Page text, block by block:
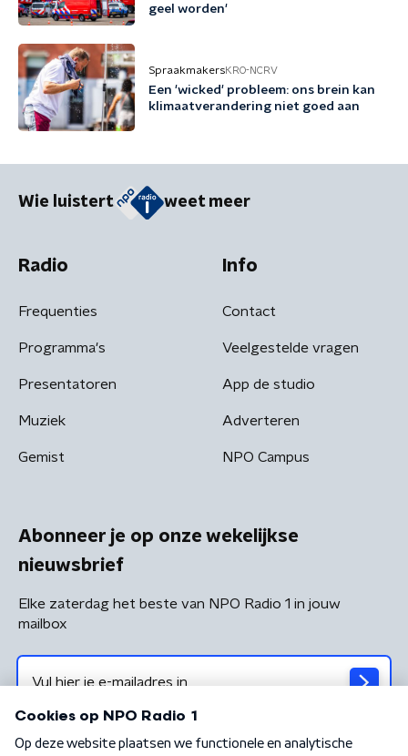
geel worden'
SpraakmakersKRO-NCRV
Een 'wicked' probleem: ons brein kan
klimaatverandering niet goed aan
Wie luistert weet meer
Radio
Frequenties
Programma's
Presentatoren
Muziek
Gemist
Info
Contact
Veelgestelde vragen
App de studio
Adverteren
NPO Campus
Abonneer je op onze wekelijkse
nieuwsbrief
Elke zaterdag het beste van NPO Radio 1 in jouw
mailbox